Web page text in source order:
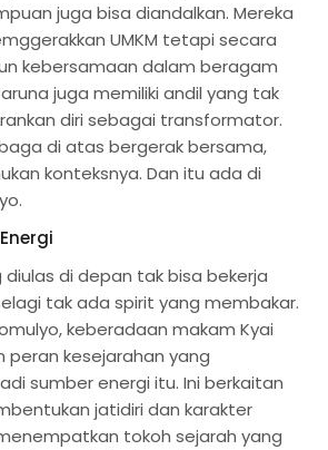
juga bisa diandalkan. Mereka
UMKM tetapi secara
kebersamaan dalam beragam
juga memiliki andil yang tak
diri sebagai transformator.
di atas bergerak bersama,
konteksnya. Dan itu ada di
di depan tak bisa bekerja
tak ada spirit yang membakar.
keberadaan makam Kyai
peran kesejarahan yang
sumber energi itu. Ini berkaitan
jatidiri dan karakter
tokoh sejarah yang